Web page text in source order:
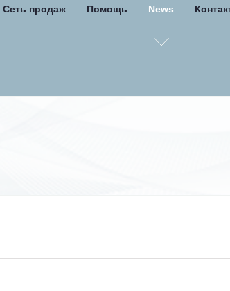
Сеть продаж Помощь News